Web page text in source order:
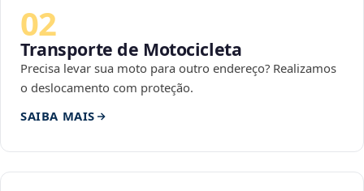
02
Transporte de Motocicleta
Precisa levar sua moto para outro endereço? Realizamos
o deslocamento com proteção.
SAIBA MAIS